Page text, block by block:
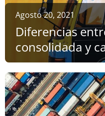
Agosto 20, 2021
Diferencias
consolidada y